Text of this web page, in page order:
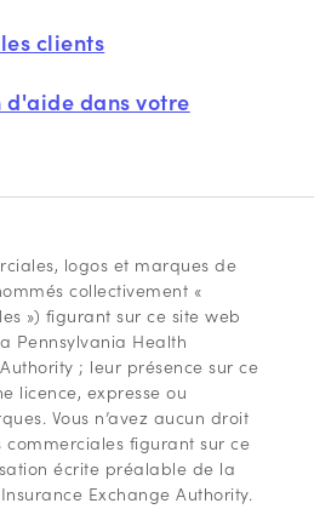
clients
d'aide dans votre
logos et marques de
collectivement «
») figurant sur ce site web
Pennsylvania Health
; leur présence sur ce
licence, expresse ou
Vous n’avez aucun droit
commerciales figurant sur ce
écrite préalable de la
Exchange Authority.